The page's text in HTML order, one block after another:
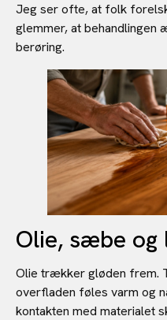
Jeg ser ofte, at folk
glemmer, at behandlingen
berøring.
Olie, sæbe og
Olie trækker gløden frem.
overfladen føles varm og
kontakten med materialet